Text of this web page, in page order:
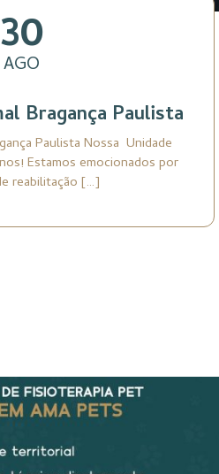
30
AGO
Bragança Paulista
Paulista Nossa Unidade
Estamos emocionados por
reabilitação […]